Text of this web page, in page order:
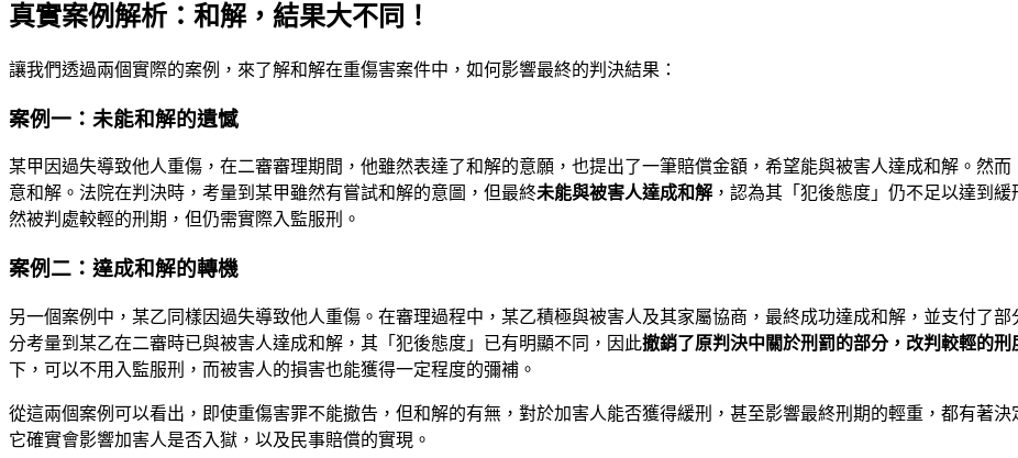
真實案例解析：和解，結果大不同！
讓我們透過兩個實際的案例，來了解和解在重傷害案件中，如何影響最終的判決結果：
案例一：未能和解的遺憾
某甲因過失導致他人重傷，在二審審理期間，他雖然表達了和解的意願，也提出了一筆賠償金額，希望能與被害人達成和解。然
意和解。法院在判決時，考量到某甲雖然有嘗試和解的意圖，但最終未能與被害人達成和解 ，認為其「犯後態度」仍不足以達到
然被判處較輕的刑期，但仍需實際入監服刑。
案例二：達成和解的轉機
另一個案例中，某乙同樣因過失導致他人重傷。在審理過程中，某乙積極與被害人及其家屬協商，最終成功達成和解，並支付了
分考量到某乙在二審時已與被害人達成和解，其「犯後態度」已有明顯不同，因此撤銷了原判決中關於刑罰的部分，改判較輕的刑
下，可以不用入監服刑，而被害人的損害也能獲得一定程度的彌補。
從這兩個案例可以看出，即使重傷害罪不能撤告，但和解的有無，對於加害人能否獲得緩刑，甚至影響最終刑期的輕重，都有著
它確實會影響加害人是否入獄，以及民事賠償的實現。